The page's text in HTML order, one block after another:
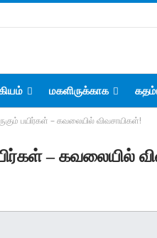
மகளிருக்காக
பயிர்கள் – கவலையில் விவசாயிகள்!
– கவலையில்